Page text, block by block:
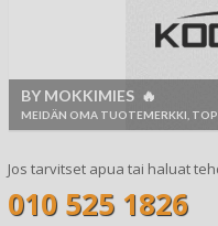
BY MOKKIMIES 🔥
MEIDÄN OMA TUOTEMERKKI,
Jos tarvitset apua tai haluat
010 525 1826